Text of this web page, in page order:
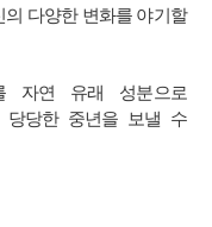
다양한 변화를 야기할
자연 유래 성분으로
당당한 중년을 보낼 수